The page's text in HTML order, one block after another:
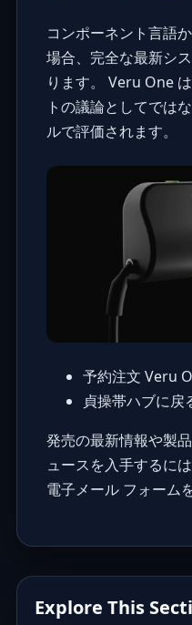
コンポーネント言語
場合、完全な最新シ
ります。 Veru One
トの議論としてでは
ルで評価されます。
予約注文 Veru
貞操帯ハブに戻
発売の最新情報や製
ュースを入手するに
電子メール フォーム
Explore This